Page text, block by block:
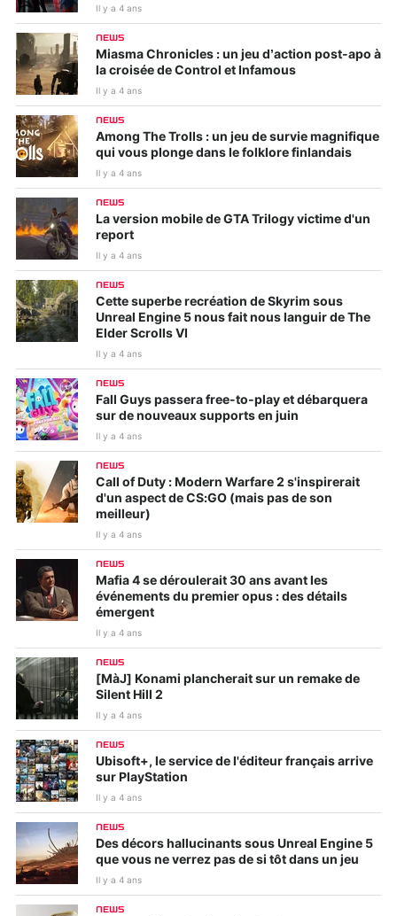
Il y a 4 ans
NEWS
Miasma Chronicles : un jeu d’action post-apo à
la croisée de Control et Infamous
Il y a 4 ans
NEWS
Among The Trolls : un jeu de survie magnifique
qui vous plonge dans le folklore finlandais
Il y a 4 ans
NEWS
La version mobile de GTA Trilogy victime d'un
report
Il y a 4 ans
NEWS
Cette superbe recréation de Skyrim sous
Unreal Engine 5 nous fait nous languir de The
Elder Scrolls VI
Il y a 4 ans
NEWS
Fall Guys passera free-to-play et débarquera
sur de nouveaux supports en juin
Il y a 4 ans
NEWS
Call of Duty : Modern Warfare 2 s'inspirerait
d'un aspect de CS:GO (mais pas de son
meilleur)
Il y a 4 ans
NEWS
Mafia 4 se déroulerait 30 ans avant les
événements du premier opus : des détails
émergent
Il y a 4 ans
NEWS
[MàJ] Konami plancherait sur un remake de
Silent Hill 2
Il y a 4 ans
NEWS
Ubisoft+, le service de l'éditeur français arrive
sur PlayStation
Il y a 4 ans
NEWS
Des décors hallucinants sous Unreal Engine 5
que vous ne verrez pas de si tôt dans un jeu
Il y a 4 ans
NEWS